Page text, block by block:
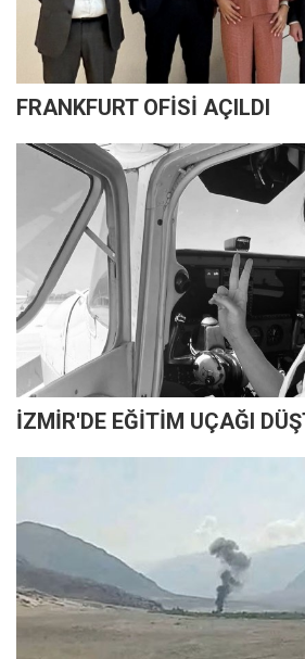
FRANKFURT OFİSİ AÇILDI
İZMİR'DE EĞİTİM UÇAĞI